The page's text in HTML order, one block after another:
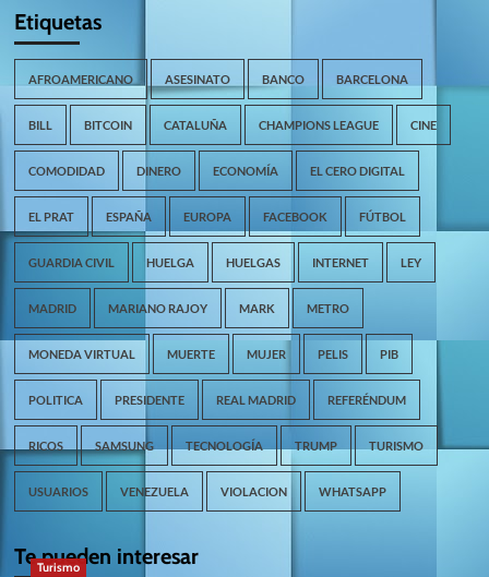
Etiquetas
AFROAMERICANO ASESINATO BANCO BARCELONA
BILL BITCOIN CATALUÑA CHAMPIONS LEAGUE CINE
COMODIDAD DINERO ECONOMÍA EL CERO DIGITAL
EL PRAT ESPAÑA EUROPA FACEBOOK FÚTBOL
GUARDIA CIVIL HUELGA HUELGAS INTERNET LEY
MADRID MARIANO RAJOY MARK METRO
MONEDA VIRTUAL MUERTE MUJER PELIS PIB
POLITICA PRESIDENTE REAL MADRID REFERÉNDUM
RICOS SAMSUNG TECNOLOGÍA TRUMP TURISMO
USUARIOS VENEZUELA VIOLACION WHATSAPP
Te pueden interesar
Turismo